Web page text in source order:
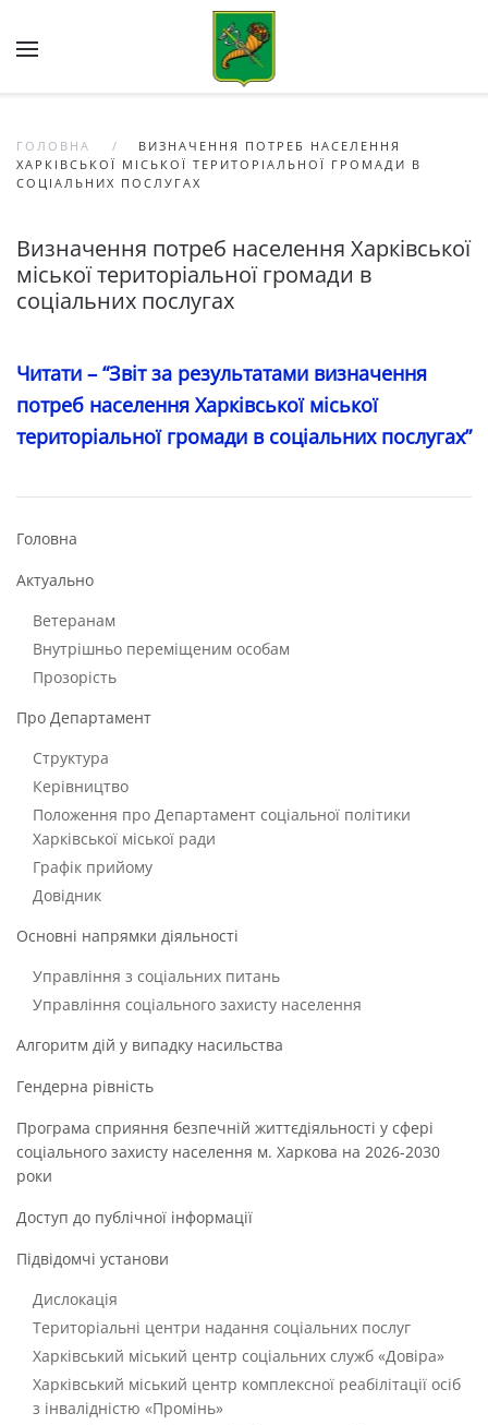
Skip to main content
ГОЛОВНА
ВИЗНАЧЕННЯ ПОТРЕБ НАСЕЛЕННЯ
ХАРКІВСЬКОЇ МІСЬКОЇ ТЕРИТОРІАЛЬНОЇ ГРОМАДИ В
СОЦІАЛЬНИХ ПОСЛУГАХ
Визначення потреб населення Харківської
міської територіальної громади в
соціальних послугах
Читати – “Звіт за результатами визначення
потреб населення Харківської міської
територіальної громади в соціальних послугах”
Головна
Актуально
Ветеранам
Внутрішньо переміщеним особам
Прозорість
Про Департамент
Структура
Керівництво
Положення про Департамент соціальної політики
Харківської міської ради
Графік прийому
Довідник
Основні напрямки діяльності
Управління з соціальних питань
Управління соціального захисту населення
Алгоритм дій у випадку насильства
Гендерна рівність
Програма сприяння безпечній життєдіяльності у сфері
соціального захисту населення м. Харкова на 2026-2030
роки
Доступ до публічної інформації
Підвідомчі установи
Дислокація
Територіальні центри надання соціальних послуг
Харківський міський центр соціальних служб «Довіра»
Харківський міський центр комплексної реабілітації осіб
з інвалідністю «Промінь»